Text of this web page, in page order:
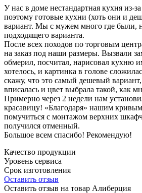
У нас в доме нестандартная кухня из-
поэтому готовые кухни (хоть они и
вариант. Мы с мужем много где были,
подходящего варианта.
После всех походов по торговым
на заказ под наши размеры. Вызвали
обмерил, посчитал, нарисовал кухню
хотелось, и картинка в голове
скажу, что это самый дешевый
вписалась и цвет выбрала такой, как
Примерно через 2 недели нам
красавицу! «Благодаря» нашим
помучиться с монтажом верхних
получился отменный.
Большое всем спасибо! Рекомендую!
Качество продукции
Уровень сервиса
Срок изготовления
Оставить отзыв
Оставить отзыв на товар Алиберция